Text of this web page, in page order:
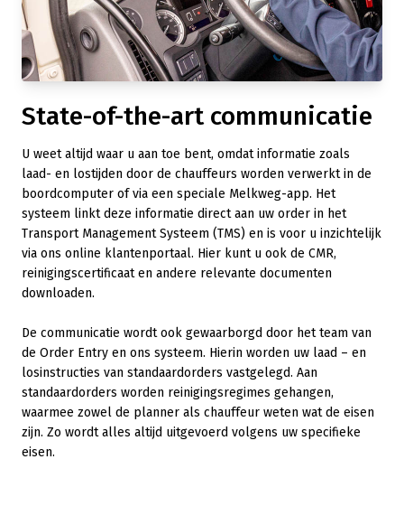
State-of-the-art communicatie
U weet altijd waar u aan toe bent, omdat informatie zoals
laad- en lostijden door de chauffeurs worden verwerkt in de
boordcomputer of via een speciale Melkweg-app. Het
systeem linkt deze informatie direct aan uw order in het
Transport Management Systeem (TMS) en is voor u inzichtelijk
via ons online klantenportaal. Hier kunt u ook de CMR,
reinigingscertificaat en andere relevante documenten
downloaden.
De communicatie wordt ook gewaarborgd door het team van
de Order Entry en ons systeem. Hierin worden uw laad – en
losinstructies van standaardorders vastgelegd. Aan
standaardorders worden reinigingsregimes gehangen,
waarmee zowel de planner als chauffeur weten wat de eisen
zijn. Zo wordt alles altijd uitgevoerd volgens uw specifieke
eisen.